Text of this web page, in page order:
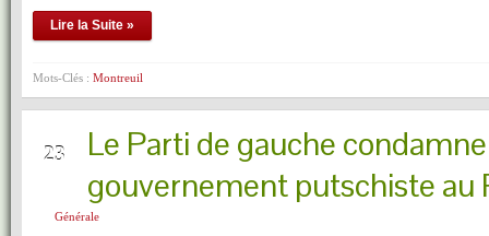
Lire la Suite »
Mots-Clés : Montreuil
23
Le Parti de gauche
gouvernement putschiste au
Générale